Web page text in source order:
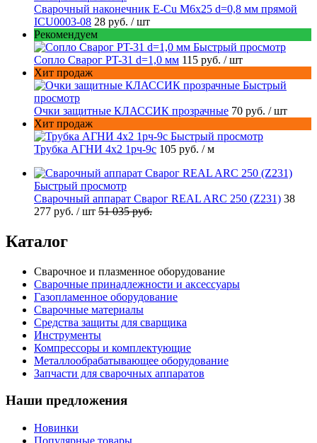
Сварочный наконечник E-Cu M6x25 d=0,8 мм прямой
ICU0003-08 28 руб. / шт
Рекомендуем
Быстрый просмотр
Сопло Сварог PT-31 d=1,0 мм 115 руб. / шт
Хит продаж
Быстрый
просмотр
Очки защитные КЛАССИК прозрачные 70 руб. / шт
Хит продаж
Быстрый просмотр
Трубка АГНИ 4х2 1рч-9с 105 руб. / м
Быстрый просмотр
Сварочный аппарат Сварог REAL ARC 250 (Z231) 38
277 руб. / шт 51 035 руб.
Каталог
Сварочное и плазменное оборудование
Сварочные принадлежности и аксессуары
Газопламенное оборудование
Сварочные материалы
Средства защиты для сварщика
Инструменты
Компрессоры и комплектующие
Металлообрабатывающее оборудование
Запчасти для сварочных аппаратов
Наши предложения
Новинки
Популярные товары